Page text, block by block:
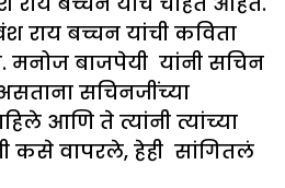
राय बच्चन यांची कविता
मनोज बाजपेयी यांनी सचिन
सचिनजींच्या
आणि ते त्यांनी त्यांच्या
कसे वापरले, हेही सांगितलं